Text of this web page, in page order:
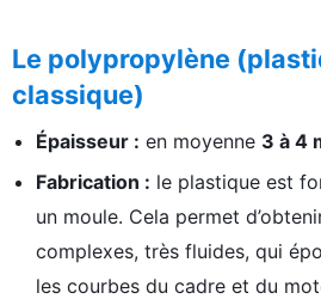
Le polypropylène
classique)
Épaisseur : en moyenne 3 à 4
Fabrication : le plastique est
un moule. Cela permet
complexes, très fluides, qui
les courbes du cadre et du